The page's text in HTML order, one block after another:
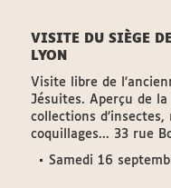
VISITE DU SIÈGE
LYON
Visite libre de
Jésuites. Aperçu de
collections
coquillages... 33 rue
Samedi 16